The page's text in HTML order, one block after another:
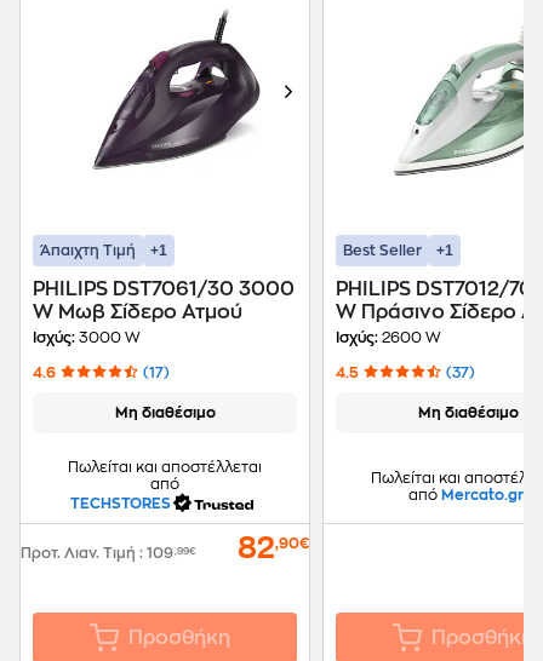
Άπαιχτη Τιμή +1
PHILIPS DST7061/30 3000
W Μωβ Σίδερο Ατμού
Ισχύς: 3000 W
4.6 (17)
Μη διαθέσιμο
Πωλείται και αποστέλλεται
από
TECHSTORES
Προτ. Λιαν. Τιμή : 109,99€ 82,90€
Προσθήκη
Best Seller +1
PHILIPS DST7012/
W Πράσινο Σίδερο
Ισχύς: 2600 W
4.5 (37)
Μη διαθέσιμο
Πωλείται και
από Mercato.gr
Προσθήκη